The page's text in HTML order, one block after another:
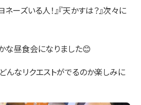
ネーズいる人！』『天かすは？』次々に
な昼食会になりました😊
んなリクエストがでるのか楽しみに